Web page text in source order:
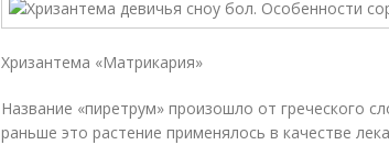
Хризантема «Матрикария»
Название «пиретрум» произошло от греческого
раньше это растение применялось в качестве